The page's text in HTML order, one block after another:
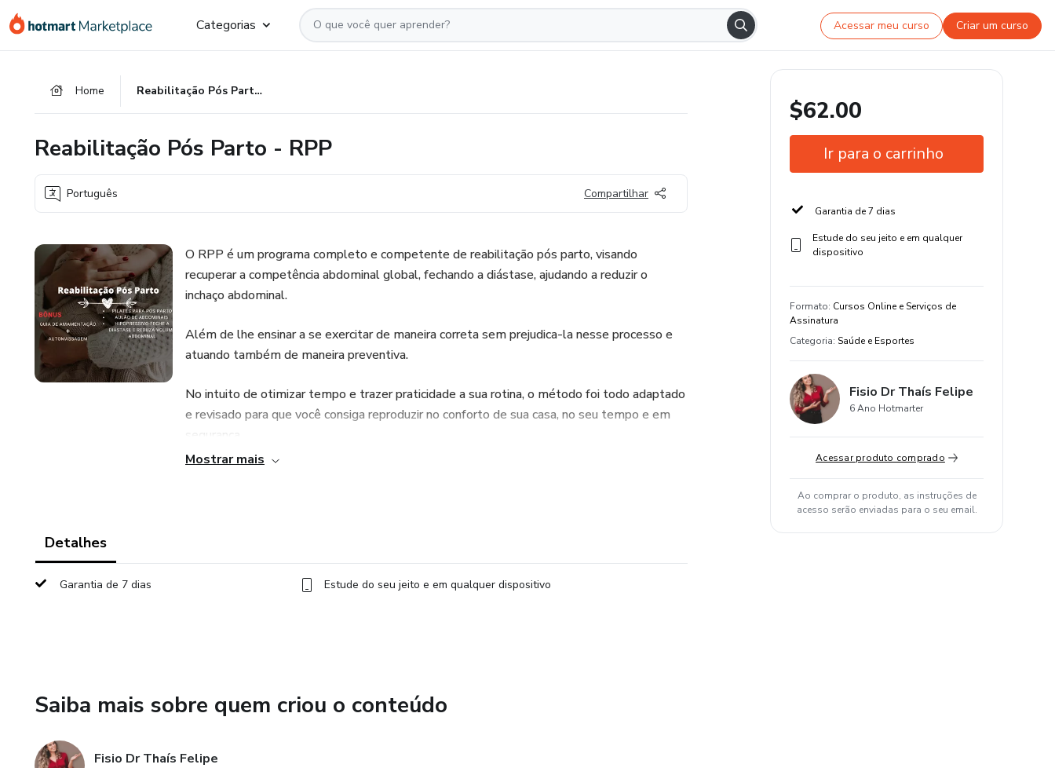
para
para
para
Categorias Acessar meu curso Criar um curso
Home Reabilitação Pós Parto - RPP
Reabilitação Pós Parto - RPP
Português Compartilhar
O RPP é um programa completo e competente de reabilitação pós parto, visando
recuperar a competência abdominal global, fechando a diástase, ajudando a reduzir o
inchaço abdominal.
Além de lhe ensinar a se exercitar de maneira correta sem prejudica-la nesse processo e
atuando também de maneira preventiva.
No intuito de otimizar tempo e trazer praticidade a sua rotina, o método foi todo adaptado
e revisado para que você consiga reproduzir no conforto de sua casa, no seu tempo e em
Esse programa foi desenvolvido pela fisioterapeuta pélvica e instrutora de Pilates Thaís
Felipe Crefitto174271-F.Na área desde 2013, e formada em 2011, a autora reuniu toda
Conte comigo nesse processo.
Vamos juntas ?
Mostrar mais
Detalhes
Garantia de 7 dias Estude do seu jeito e em qualquer dispositivo
Saiba mais sobre quem criou o conteúdo
Fisio Dr Thaís Felipe
$62.00
Ir para o carrinho
Garantia de 7 dias
Estude do seu jeito e em qualquer
dispositivo
Formato: Cursos Online e Serviços de
Assinatura
Categoria: Saúde e Esportes
Fisio Dr Thaís Felipe
6 Ano Hotmarter
Acessar produto comprado
Ao comprar o produto, as instruções de
acesso serão enviadas para o seu email.